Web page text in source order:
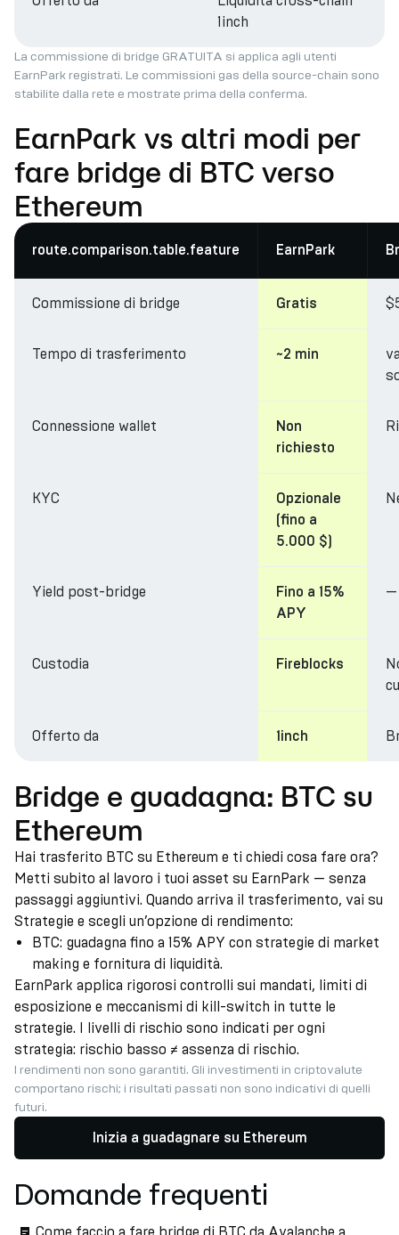
1inch
La commissione di bridge GRATUITA si applica agli utenti
EarnPark registrati. Le commissioni gas della source-chain sono
stabilite dalla rete e mostrate prima della conferma.
EarnPark vs altri modi per
fare bridge di BTC verso
Ethereum
route.comparison.table.feature EarnPark
Commissione di bridge Gratis
Tempo di trasferimento ~2 min
Connessione wallet
Non
richiesto
KYC
Opzionale
(fino a
5.000 $)
Yield post-bridge
Fino a 15%
APY
—
Custodia Fireblocks
Offerto da 1inch
Bridge e guadagna: BTC su
Ethereum
Hai trasferito BTC su Ethereum e ti chiedi cosa fare ora?
Metti subito al lavoro i tuoi asset su EarnPark — senza
passaggi aggiuntivi. Quando arriva il trasferimento, vai su
Strategie e scegli un’opzione di rendimento:
BTC: guadagna fino a 15% APY con strategie di market
making e fornitura di liquidità.
EarnPark applica rigorosi controlli sui mandati, limiti di
esposizione e meccanismi di kill-switch in tutte le
strategie. I livelli di rischio sono indicati per ogni
strategia: rischio basso ≠ assenza di rischio.
I rendimenti non sono garantiti. Gli investimenti in criptovalute
comportano rischi; i risultati passati non sono indicativi di quelli
futuri.
Inizia a guadagnare su Ethereum
Domande frequenti